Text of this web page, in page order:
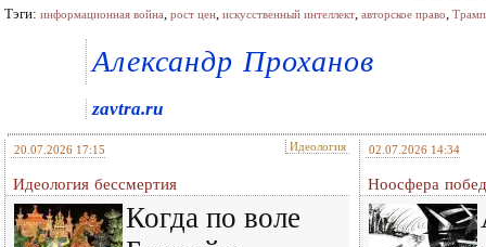
Тэги: информационная война, рост цен, искусственный интеллект, авторское право, Трамп
Александр Проханов
zavtra.ru
20.07.2026 17:15 Идеология
Идеология бессмертия
Когда по воле
02.07.2026 14:34
Ноосфера